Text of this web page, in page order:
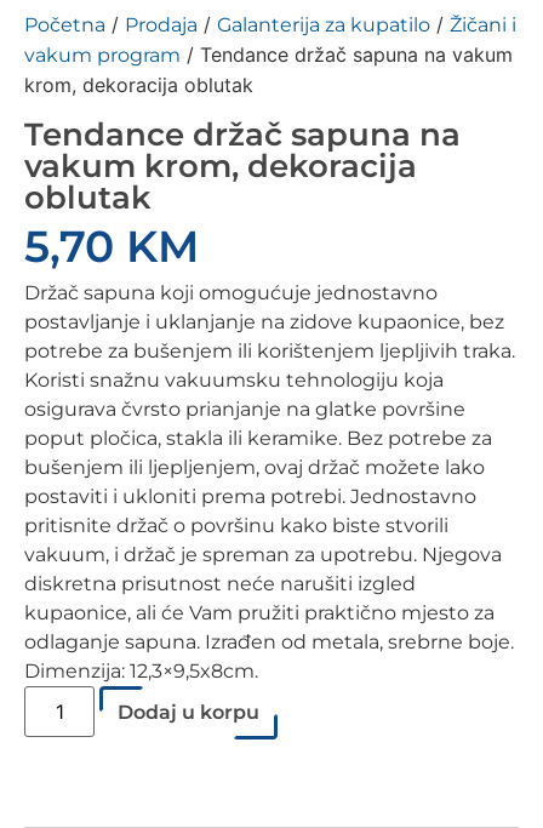
Početna / Prodaja / Galanterija za kupatilo / Žičani i
vakum program / Tendance držač sapuna na vakum
krom, dekoracija oblutak
Tendance držač sapuna na
vakum krom, dekoracija
oblutak
5,70 KM
Držač sapuna koji omogućuje jednostavno
postavljanje i uklanjanje na zidove kupaonice, bez
potrebe za bušenjem ili korištenjem ljepljivih traka.
Koristi snažnu vakuumsku tehnologiju koja
osigurava čvrsto prianjanje na glatke površine
poput pločica, stakla ili keramike. Bez potrebe za
bušenjem ili ljepljenjem, ovaj držač možete lako
postaviti i ukloniti prema potrebi. Jednostavno
pritisnite držač o površinu kako biste stvorili
vakuum, i držač je spreman za upotrebu. Njegova
diskretna prisutnost neće narušiti izgled
kupaonice, ali će Vam pružiti praktično mjesto za
odlaganje sapuna. Izrađen od metala, srebrne boje.
Dimenzija: 12,3×9,5x8cm.
Dodaj u korpu